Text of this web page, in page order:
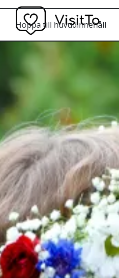
Hoppa till huvudinnehåll